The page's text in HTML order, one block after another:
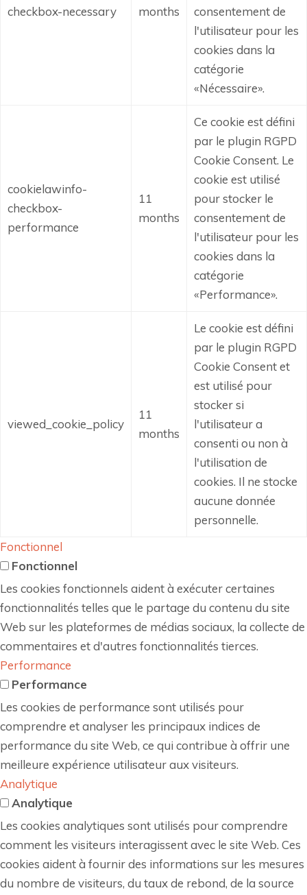
checkbox-necessary
months
consentement de
l'utilisateur pour les
cookies dans la
catégorie
«Nécessaire».
cookielawinfo-
checkbox-
performance
11
months
Ce cookie est défini
par le plugin RGPD
Cookie Consent. Le
cookie est utilisé
pour stocker le
consentement de
l'utilisateur pour les
cookies dans la
catégorie
«Performance».
viewed_cookie_policy
11
months
Le cookie est défini
par le plugin RGPD
Cookie Consent et
est utilisé pour
stocker si
l'utilisateur a
consenti ou non à
l'utilisation de
cookies. Il ne stocke
aucune donnée
personnelle.
Fonctionnel
Fonctionnel
Les cookies fonctionnels aident à exécuter certaines
fonctionnalités telles que le partage du contenu du site
Web sur les plateformes de médias sociaux, la collecte de
commentaires et d'autres fonctionnalités tierces.
Performance
Performance
Les cookies de performance sont utilisés pour
comprendre et analyser les principaux indices de
performance du site Web, ce qui contribue à offrir une
meilleure expérience utilisateur aux visiteurs.
Analytique
Analytique
Les cookies analytiques sont utilisés pour comprendre
comment les visiteurs interagissent avec le site Web. Ces
cookies aident à fournir des informations sur les mesures
du nombre de visiteurs, du taux de rebond, de la source